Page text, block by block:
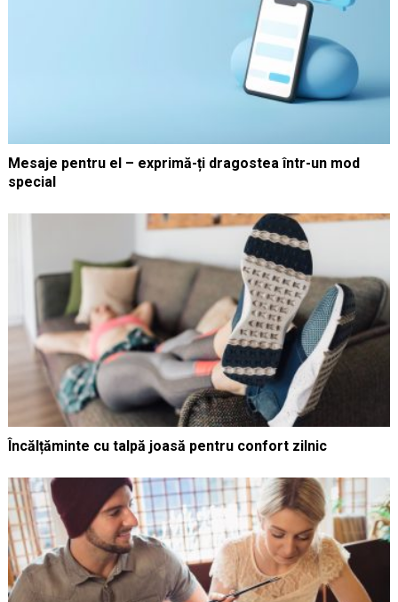
Mesaje pentru el – exprimă-ți dragostea într-un mod
special
Încălțăminte cu talpă joasă pentru confort zilnic